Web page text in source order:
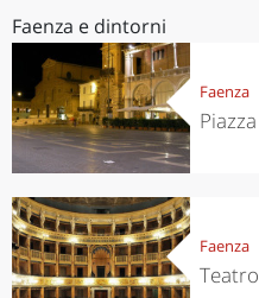
Faenza e dintorni
Faenza
Faenza